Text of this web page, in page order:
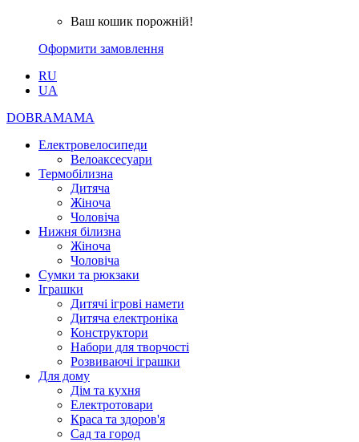
Ваш кошик порожній!
Оформити замовлення
RU
UA
DOBRAMAMA
Електровелосипеди
Велоаксесуари
Термобілизна
Дитяча
Жіноча
Чоловіча
Нижня білизна
Жіноча
Чоловіча
Сумки та рюкзаки
Іграшки
Дитячі ігрові намети
Дитяча електроніка
Конструктори
Набори для творчості
Розвиваючі іграшки
Для дому
Дім та кухня
Електротовари
Краса та здоров'я
Сад та город